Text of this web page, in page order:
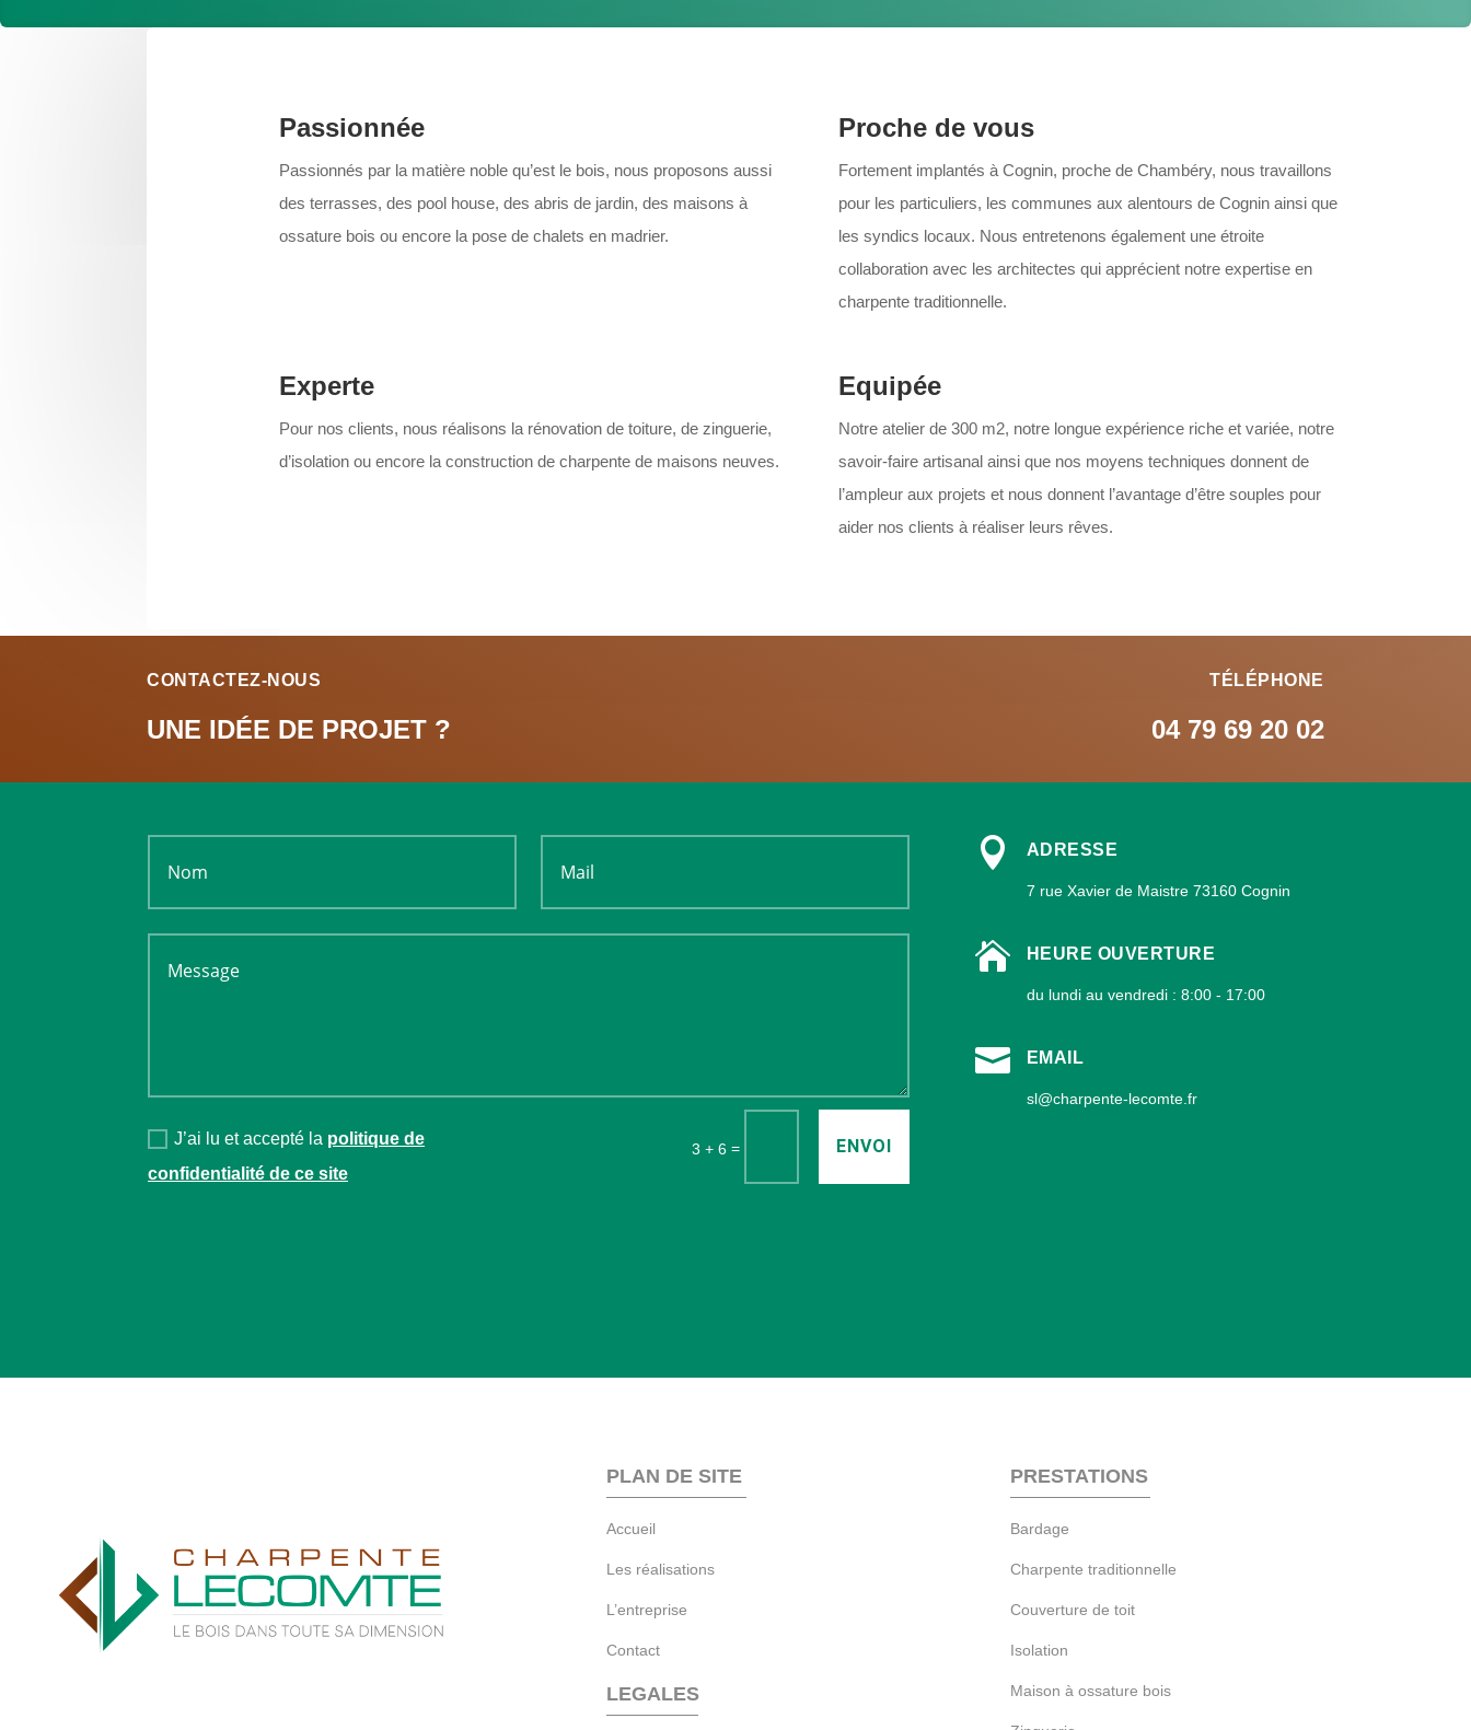
Passionnée
Passionnés par la matière noble qu’est le bois, nous proposons aussi
des terrasses, des pool house, des abris de jardin, des maisons à
ossature bois ou encore la pose de chalets en madrier.
Proche de vous
Fortement implantés à Cognin, proche de Chambéry, nous travaillons
pour les particuliers, les communes aux alentours de Cognin ainsi que
les syndics locaux. Nous entretenons également une étroite
collaboration avec les architectes qui apprécient notre expertise en
charpente traditionnelle.
Experte
Pour nos clients, nous réalisons la rénovation de toiture, de zinguerie,
d’isolation ou encore la construction de charpente de maisons neuves.
Equipée
Notre atelier de 300 m2, notre longue expérience riche et variée, notre
savoir-faire artisanal ainsi que nos moyens techniques donnent de
l’ampleur aux projets et nous donnent l’avantage d’être souples pour
aider nos clients à réaliser leurs rêves.
CONTACTEZ-NOUS
UNE IDÉE DE PROJET ?
TÉLÉPHONE
04 79 69 20 02
J’ai lu et accepté la politique de
confidentialité de ce site
3 + 6 = ENVOI
 ADRESSE
7 rue Xavier de Maistre 73160 Cognin
 HEURE OUVERTURE
du lundi au vendredi : 8:00 - 17:00
 EMAIL
sl@charpente-lecomte.fr
PLAN DE SITE
Accueil
Les réalisations
L’entreprise
Contact
LEGALES
PRESTATIONS
Bardage
Charpente traditionnelle
Couverture de toit
Isolation
Maison à ossature bois